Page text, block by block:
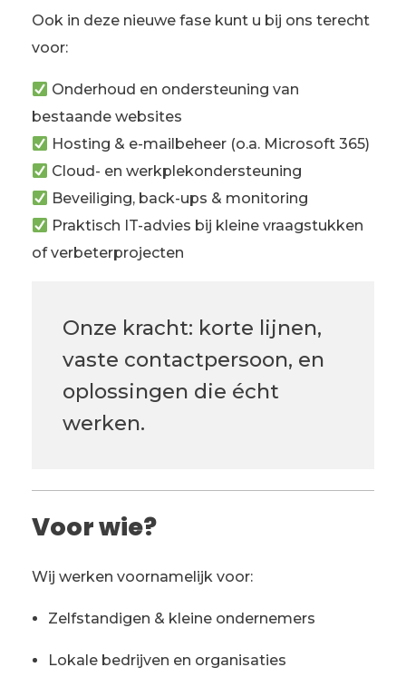
Ook in deze nieuwe fase kunt u bij ons terecht
voor:
Onderhoud en ondersteuning van
bestaande websites
Hosting & e-mailbeheer (o.a. Microsoft 365)
Cloud- en werkplekondersteuning
Beveiliging, back-ups & monitoring
Praktisch IT-advies bij kleine vraagstukken
of verbeterprojecten
Onze kracht: korte lijnen,
vaste contactpersoon, en
oplossingen die écht
werken.
Voor wie?
Wij werken voornamelijk voor:
Zelfstandigen & kleine ondernemers
Lokale bedrijven en organisaties